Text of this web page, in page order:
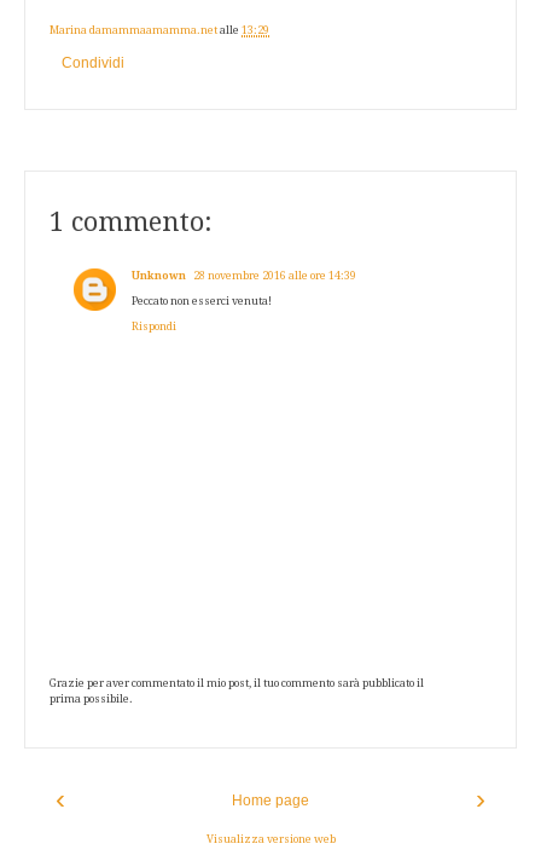
Marina damammaamamma.net alle 13:29
Condividi
1 commento:
Unknown 28 novembre 2016 alle ore 14:39
Peccato non esserci venuta!
Rispondi
Grazie per aver commentato il mio post, il tuo commento sarà pubblicato il
prima possibile.
‹ ›
Home page
Visualizza versione web